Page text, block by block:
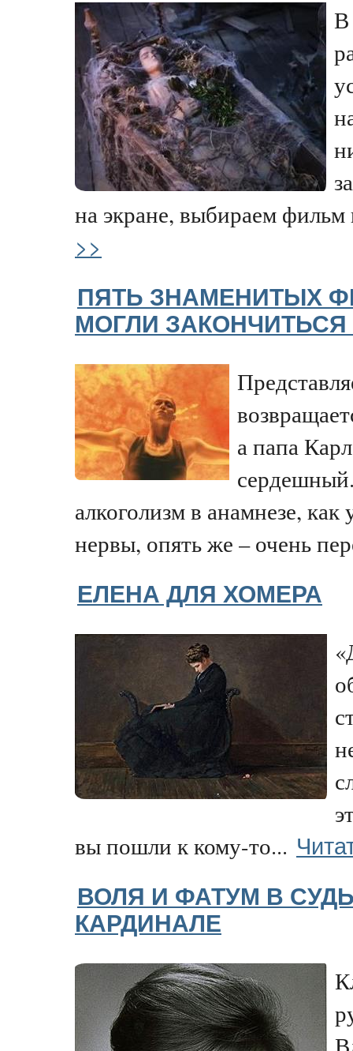
В
на экране, выбираем
>>
ПЯТЬ ЗНАМЕНИТЫХ
МОГЛИ
а папа
алкоголизм в анамнезе,
нервы, опять же – очень
ЕЛЕНА ДЛЯ ХОМЕРА
вы пошли к кому-то...
ВОЛЯ И ФАТУМ В
КАРДИНАЛЕ